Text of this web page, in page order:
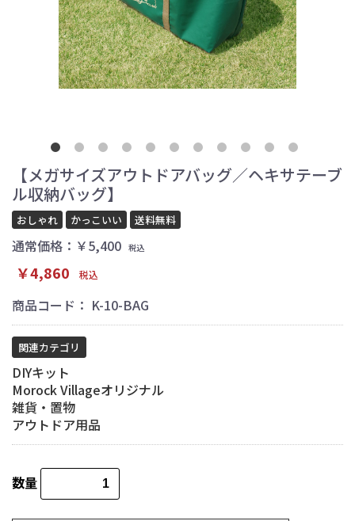
【メガサイズアウトドアバッグ／ヘキサテーブ
ル収納バッグ】
おしゃれ かっこいい 送料無料
通常価格：￥5,400 税込
￥4,860 税込
商品コード： K-10-BAG
関連カテゴリ
DIYキット
Morock Villageオリジナル
雑貨・置物
アウトドア用品
数量